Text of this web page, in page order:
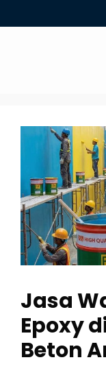
Jasa
Epoxy
Beton